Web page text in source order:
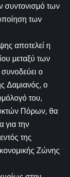
συντονισμό των
των
αποτελεί η
μεταξύ των
ο
Δαμιανός, ο
του,
Πόρων, θα
για την
της
Ζώνης